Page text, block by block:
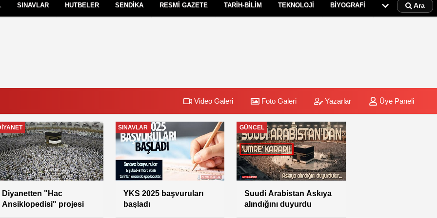
Çerez Politikası Gizlilik İlkeleri
SINAVLAR HUTBELER SENDİKA RESMİ GAZETE TARİH-BİLİM TEKNOLOJİ BİYOGRAFİ Ara
Video Galeri Foto Galeri Yazarlar Üye Paneli
Vekil Aylıklarına İlişkin
İkinci Karar
SENDİKA
Genel Başkan
Yıldız;Hedef 100 Bin Üye
DİYANET
Rabia: “Farklı vize
türleriyle hac